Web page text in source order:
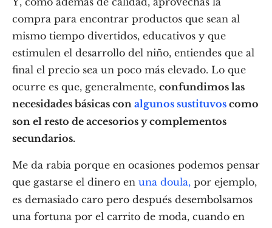
compra para encontrar productos que sean al
mismo tiempo divertidos, educativos y que
estimulen el desarrollo del niño, entiendes que al
final el precio sea un poco más elevado. Lo que
ocurre es que, generalmente, confundimos las
necesidades básicas con algunos sustituvos como
son el resto de accesorios y complementos
secundarios.
Me da rabia porque en ocasiones podemos pensar
que gastarse el dinero en una doula, por ejemplo,
es demasiado caro pero después desembolsamos
una fortuna por el carrito de moda, cuando en